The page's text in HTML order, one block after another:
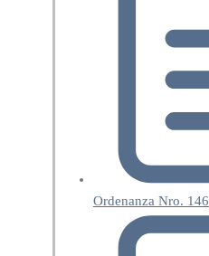
Ordenanza Nro. 146